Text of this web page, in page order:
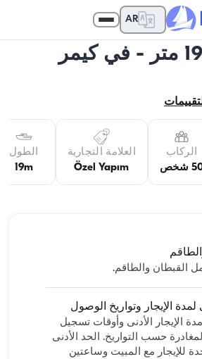
AR
الركاب
شخص
العلامة التجارية
Özel Yapım
الطول
19m
القبطان والطاقم.
لمدة الإيجار وتواريخ الوصول
الإيجار الأدنى وأوقات تسجيل
حسب التواريخ. الحد الأدنى
للإيجار مع المبيت وساعتين